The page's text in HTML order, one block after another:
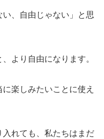
い、自由じゃない」と思
より自由になります。
楽しみたいことに使え
入れても、私たちはまだ